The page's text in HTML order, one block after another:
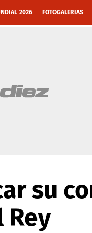
2026 FOTOGALERIAS
su
Rey